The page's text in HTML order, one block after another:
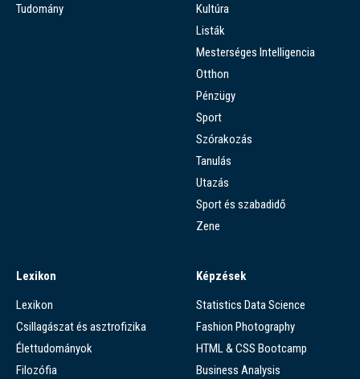
Tudomány
Kultúra
Listák
Mesterséges Intelligencia
Otthon
Pénzügy
Sport
Szórakozás
Tanulás
Utazás
Sport és szabadidő
Zene
Lexikon
Lexikon
Csillagászat és asztrofizika
Élettudományok
Filozófia
Képzések
Statistics Data Science
Fashion Photography
HTML & CSS Bootcamp
Business Analysis